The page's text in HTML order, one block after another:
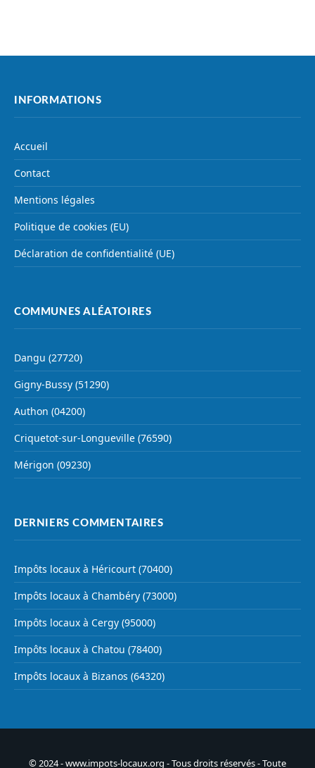
INFORMATIONS
Accueil
Contact
Mentions légales
Politique de cookies (EU)
Déclaration de confidentialité (UE)
COMMUNES ALÉATOIRES
Dangu (27720)
Gigny-Bussy (51290)
Authon (04200)
Criquetot-sur-Longueville (76590)
Mérigon (09230)
DERNIERS COMMENTAIRES
Impôts locaux à Héricourt (70400)
Impôts locaux à Chambéry (73000)
Impôts locaux à Cergy (95000)
Impôts locaux à Chatou (78400)
Impôts locaux à Bizanos (64320)
© 2024 - www.impots-locaux.org - Tous droits réservés - Toute